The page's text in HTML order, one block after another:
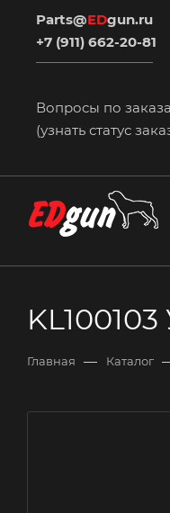
Parts@EDgun.ru
+7 (911) 662-20-81
Вопросы по
(узнать статус
Главная — Каталог